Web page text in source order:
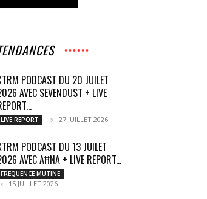
PODCAST DU 20 JUILET
AVEC SEVENDUST + LIVE
LIVE REPORT 27 JUILLET 2026
PODCAST DU 13 JUILET
AVEC AĦNA + LIVE REPORT...
FREQUENCE MUTINE
15 JUILLET 2026